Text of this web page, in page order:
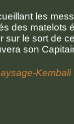
les
des matelots
sur le sort de
son